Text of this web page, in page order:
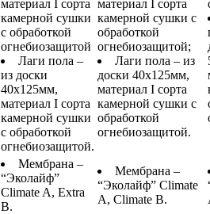
материал I сорта
камерной сушки
с обработкой
огнебиозащитой
Лаги пола –
из доски
40х125мм,
материал I сорта
камерной сушки
с обработкой
огнебиозащитой.
материал I сорта
камерной сушки с
обработкой
огнебиозащитой;
Лаги пола – из
доски 40х125мм,
материал I сорта
камерной сушки с
обработкой
огнебиозащитой.
Мембрана –
“Эколайф”
Climate A, Extra
B.
Мембрана –
“Эколайф” Climate
A, Climate B.